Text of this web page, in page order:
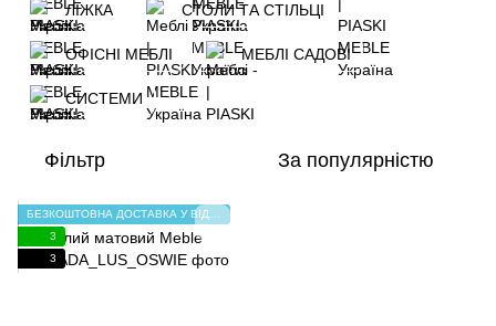
ЛІЖКА СТОЛИ ТА СТІЛЬЦІ
ОФІСНІ МЕБЛІ МЕБЛІ САДОВІ
СИСТЕМИ
Фільтр За популярністю
3
3